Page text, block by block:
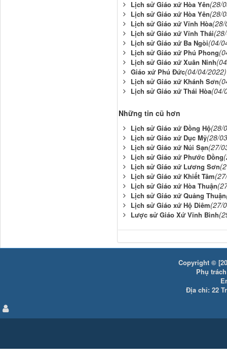
Lịch sử Giáo xứ Hòa Yên(28/
Lịch sử Giáo xứ Hòa Yên(28/
Lịch sử Giáo xứ Vĩnh Hòa(28/
Lịch sử Giáo xứ Vĩnh Thái
Lịch sử Giáo xứ Ba Ngòi(04/
Lịch sử Giáo xứ Phú Phong
Lịch sử Giáo xứ Xuân Ninh
Giáo xứ Phú Đức(04/04/2022)
Lịch sử Giáo xứ Khánh Sơn
Lịch sử Giáo xứ Thái Hòa(04/
Những tin cũ hơn
Lịch sử Giáo xứ Đồng Hộ(28/
Lịch sử Giáo xứ Dục Mỹ(28/
Lịch sử Giáo xứ Núi Sạn(27/
Lịch sử Giáo xứ Phước Đồng
Lịch sử Giáo xứ Lương Sơn
Lịch sử Giáo xứ Khiết Tâm
Lịch sử Giáo xứ Hòa Thuận
Lịch sử Giáo xứ Quảng Thuận
Lịch sử Giáo xứ Hộ Diêm(27/
Lược sử Giáo Xứ Vĩnh Bình
Copyright ©
Phụ
Địa chỉ: 22